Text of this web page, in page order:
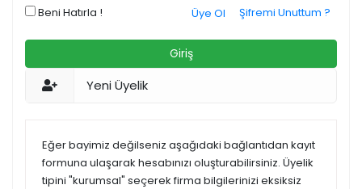
Beni Hatırla ! Şifremi Unuttum ?
Üye Ol
Giriş
Yeni Üyelik
Eğer bayimiz değilseniz aşağıdaki bağlantıdan kayıt
formuna ulaşarak hesabınızı oluşturabilirsiniz. Üyelik
tipini "kurumsal" seçerek firma bilgilerinizi eksiksiz